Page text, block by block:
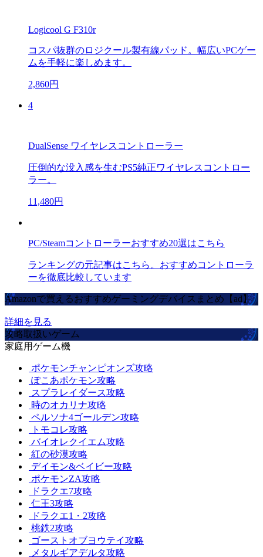
Logicool G F310r
コスパ抜群のロジクール製有線パッド。幅広いPCゲー
ムを手軽に楽しめます。
2,860円
4
DualSense ワイヤレスコントローラー
圧倒的な没入感を生むPS5純正ワイヤレスコントロー
ラー。
11,480円
PC/Steamコントローラーおすすめ20選はこちら
ランキングの元記事はこちら。おすすめコントローラ
ーを徹底比較しています
Amazonで買えるおすすめゲーミングデバイスまとめ【ad】
詳細を見る
攻略取扱いゲーム
家庭用ゲーム機
ポケモンチャンピオンズ攻略
ぽこあポケモン攻略
スプラレイダース攻略
時のオカリナ攻略
ペルソナ4ゴールデン攻略
トモコレ攻略
バイオレクイエム攻略
紅の砂漠攻略
デイモン&ベイビー攻略
ポケモンZA攻略
ドラクエ7攻略
仁王3攻略
ドラクエ1・2攻略
桃鉄2攻略
ゴーストオブヨウテイ攻略
メタルギアデルタ攻略